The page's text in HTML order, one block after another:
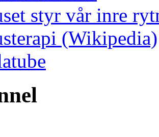
styr vår inre
(Wikipedia)